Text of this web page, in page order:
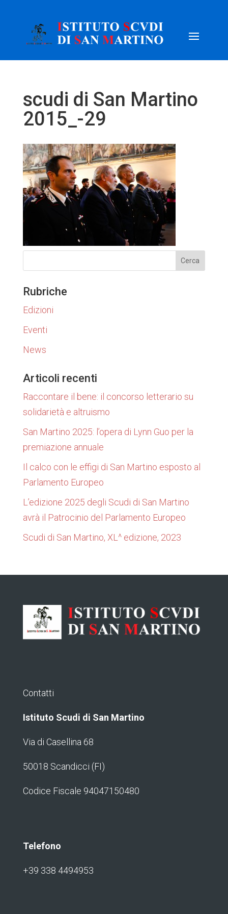
scudi di San Martino
2015_-29
Rubriche
Edizioni
Eventi
News
Articoli recenti
Raccontare il bene: il concorso letterario su
solidarietà e altruismo
San Martino 2025: l’opera di Lynn Guo per la
premiazione annuale
Il calco con le effigi di San Martino esposto al
Parlamento Europeo
L’edizione 2025 degli Scudi di San Martino
avrà il Patrocinio del Parlamento Europeo
Scudi di San Martino, XL^ edizione, 2023
Contatti
Istituto Scudi di San Martino
Via di Casellina 68
50018 Scandicci (FI)
Codice Fiscale 94047150480
Telefono
+39 338 4494953